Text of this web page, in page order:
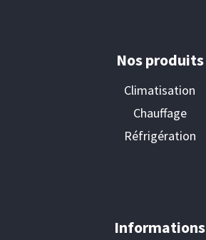
Nos produits
Climatisation
Chauffage
Réfrigération
Informations